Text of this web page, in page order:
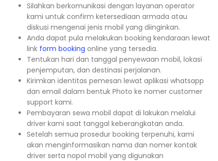
Silahkan berkomunikasi dengan layanan operator
kami untuk confirm ketersediaan armada atau
diskusi mengenai jenis mobil yang diinginkan.
Anda dapat pula melakukan booking kendaraan lewat
link form booking online yang tersedia.
Tentukan hari dan tanggal penyewaan mobil, lokasi
penjemputan, dan destinasi perjalanan.
Kirimkan identitas pemesan lewat aplikasi whatsapp
dan email dalam bentuk Photo ke nomer customer
support kami.
Pembayaran sewa mobil dapat di lakukan melalui
driver kami saat tanggal keberangkatan anda.
Setelah semua prosedur booking terpenuhi, kami
akan menginformasikan nama dan nomer kontak
driver serta nopol mobil yang digunakan